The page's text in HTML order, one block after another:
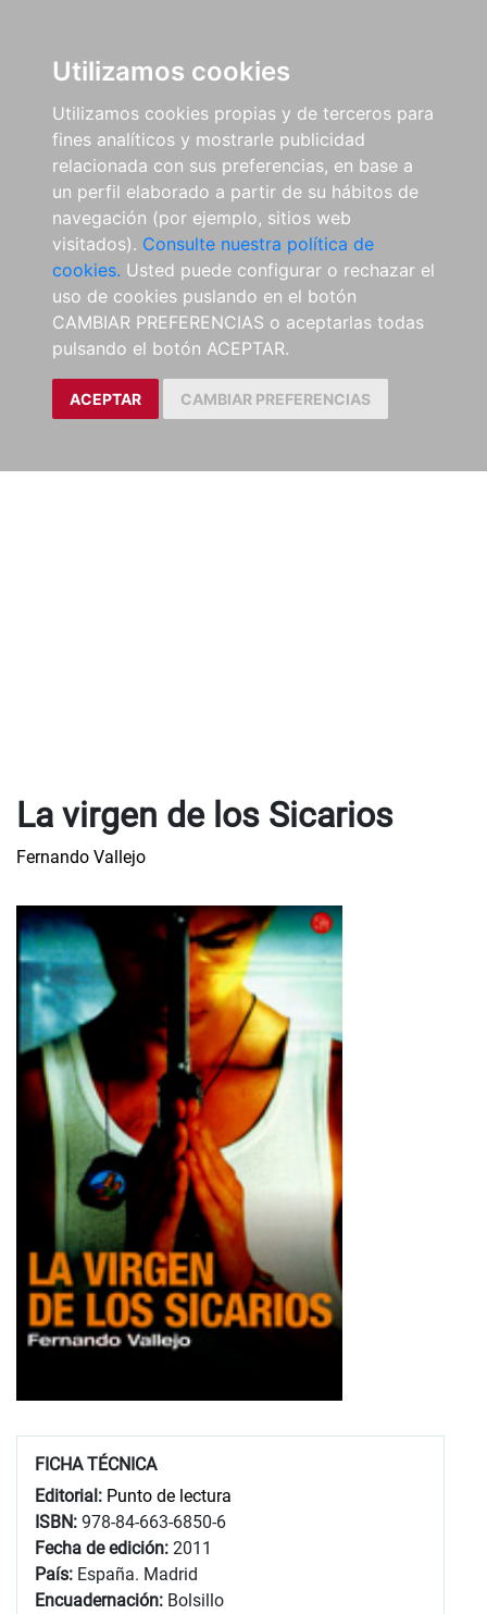
Utilizamos cookies
Utilizamos cookies propias y de terceros para
fines analíticos y mostrarle publicidad
relacionada con sus preferencias, en base a
un perfil elaborado a partir de su hábitos de
navegación (por ejemplo, sitios web
visitados). Consulte nuestra política de
cookies. Usted puede configurar o rechazar el
uso de cookies puslando en el botón
CAMBIAR PREFERENCIAS o aceptarlas todas
pulsando el botón ACEPTAR.
ACEPTAR CAMBIAR PREFERENCIAS
La virgen de los Sicarios
Fernando Vallejo
FICHA TÉCNICA
Editorial: Punto de lectura
ISBN: 978-84-663-6850-6
Fecha de edición: 2011
País: España. Madrid
Encuadernación: Bolsillo